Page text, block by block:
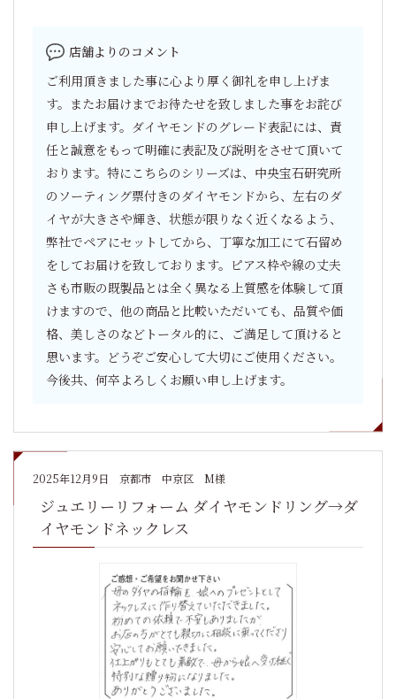
店舗よりのコメント
ご利用頂きました事に心より厚く御礼を申し上げま
す。またお届けまでお待たせを致しました事をお詫び
申し上げます。ダイヤモンドのグレード表記には、責
任と誠意をもって明確に表記及び説明をさせて頂いて
おります。特にこちらのシリーズは、中央宝石研究所
のソーティング票付きのダイヤモンドから、左右のダ
イヤが大きさや輝き、状態が限りなく近くなるよう、
弊社でペアにセットしてから、丁寧な加工にて石留め
をしてお届けを致しております。ピアス枠や線の丈夫
さも市販の既製品とは全く異なる上質感を体験して頂
けますので、他の商品と比較いただいても、品質や価
格、美しさのなどトータル的に、ご満足して頂けると
思います。どうぞご安心して大切にご使用ください。
今後共、何卒よろしくお願い申し上げます。
2025年12月9日 京都市 中京区 M様
ジュエリーリフォーム ダイヤモンドリング→ダ
イヤモンドネックレス